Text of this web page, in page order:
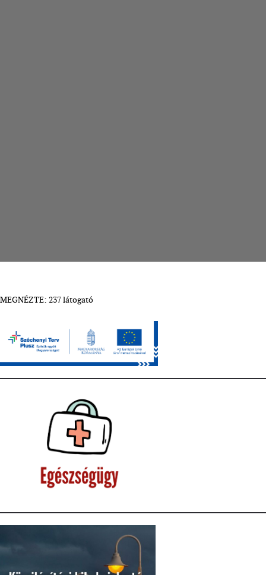
MEGNÉZTE: 237 látogató